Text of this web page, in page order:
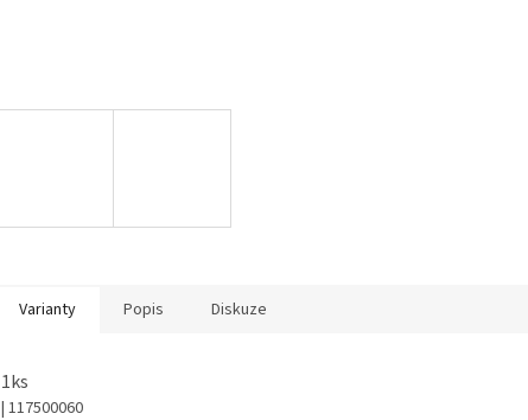
Varianty Popis Diskuze
1ks
| 117500060